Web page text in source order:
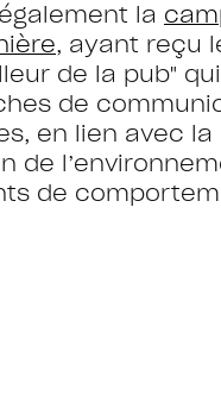
la
, ayant reçu
de la pub"
de
en lien avec la
de
de